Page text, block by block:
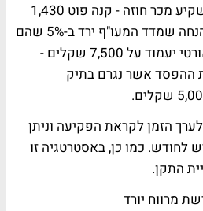
לטובת הדוגמא: נניח שמשקיע מכר חוזה - קנה פוט 1,430
ומכר בחסר קול 1430. בהנחה שמדד המעו"ף ירד ב-5% שהם
כ-75 נקודות. הרווח התיאורטי יעמוד על 7,500 שקלים -
ההפסד אשר נגרם בתיק
הזמן לקראת הפקיעה וניתן
לחודש. כמו כן, באסטרטגיה זו
התקן.